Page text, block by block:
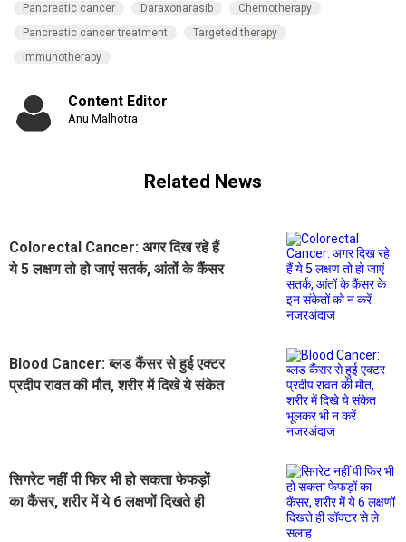
Pancreatic cancer Daraxonarasib
Chemotherapy
Pancreatic cancer treatment
Targeted therapy
Immunotherapy
Content Editor
Anu Malhotra
Related News
Colorectal Cancer: अगर दिख रहे हैं
ये 5 लक्षण तो हो जाएं सतर्क, आंतों के कैंसर
Blood Cancer: ब्लड कैंसर से हुई एक्टर
प्रदीप रावत की मौत, शरीर में दिखे ये संकेत
सिगरेट नहीं पी फिर भी हो सकता फेफड़ों
का कैंसर, शरीर में ये 6 लक्षणों दिखते ही